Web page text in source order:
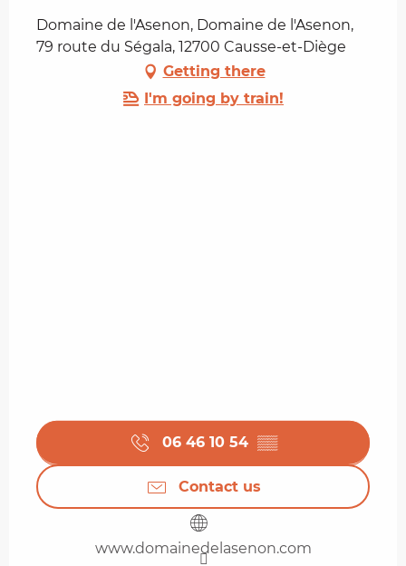
Domaine de l'Asenon, Domaine de l'Asenon,
79 route du Ségala, 12700 Causse-et-Diège
Getting there
I'm going by train!
06 46 10 54 ▒▒
Contact us
www.domainedelasenon.com